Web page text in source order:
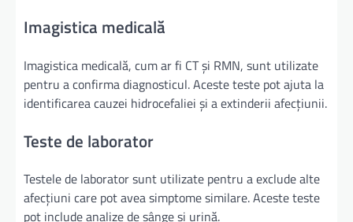
Imagistica medicală
Imagistica medicală, cum ar fi CT și RMN, sunt utilizate
pentru a confirma diagnosticul. Aceste teste pot ajuta la
identificarea cauzei hidrocefaliei și a extinderii afecțiunii.
Teste de laborator
Testele de laborator sunt utilizate pentru a exclude alte
afecțiuni care pot avea simptome similare. Aceste teste
pot include analize de sânge și urină.